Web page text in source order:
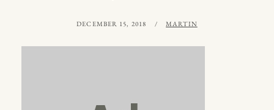
PUBLICERAT
DECEMBER 15, 2018 AV
MARTIN